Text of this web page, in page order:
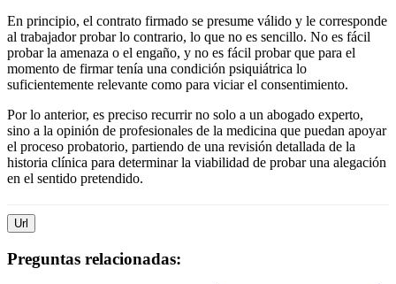
En principio, el contrato firmado se presume válido y le corresponde
al trabajador probar lo contrario, lo que no es sencillo. No es fácil
probar la amenaza o el engaño, y no es fácil probar que para el
momento de firmar tenía una condición psiquiátrica lo
suficientemente relevante como para viciar el consentimiento.
Por lo anterior, es preciso recurrir no solo a un abogado experto,
sino a la opinión de profesionales de la medicina que puedan apoyar
el proceso probatorio, partiendo de una revisión detallada de la
historia clínica para determinar la viabilidad de probar una alegación
en el sentido pretendido.
Url
Preguntas relacionadas: